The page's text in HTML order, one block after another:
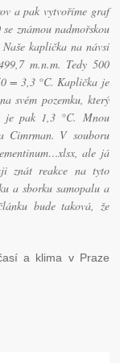
a pak vytvoříme graf
známou nadmořskou
kaplička na návsi
m.n.m. Tedy 500
= 3,3 °C. Kaplička je
svém pozemku, který
je pak 1,3 °C. Mnou
Cimrman. V souboru
ale já
znát reakce na tyto
a sborku samopalu a
bude taková, že
a klima v Praze